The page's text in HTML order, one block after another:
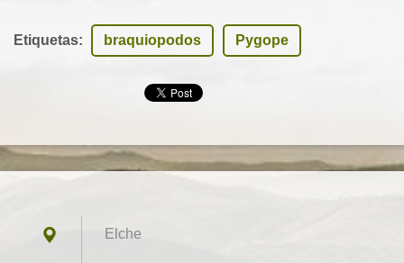
Etiquetas: braquiopodos Pygope
Elche